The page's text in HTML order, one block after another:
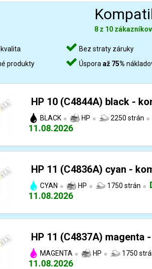
8 z 10
produkty
Bez straty záruky
Úsporaaž 75%
HP 10 (C4844A) black -
BLACK HP 2250 strán
11.08.2026
HP 11 (C4836A) cyan -
CYAN HP 1750 strán
11.08.2026
HP 11 (C4837A) magenta
MAGENTA HP 1750
11.08.2026